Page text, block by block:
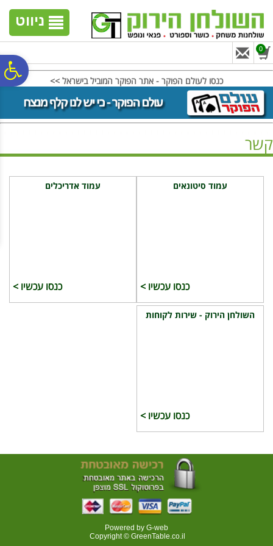
נגישות
אתר
המרכזי
ניווט
0
כנסו לעולם הפוקר - אתר הפוקר המוביל בישראל >>
קשר
עמוד סיטונאים
כנסו עכשיו >
עמוד אדריכלים
כנסו עכשיו >
השולחן הירוק - שירות לקוחות
כנסו עכשיו >
Powered by G-web
Copyright © GreenTable.co.il